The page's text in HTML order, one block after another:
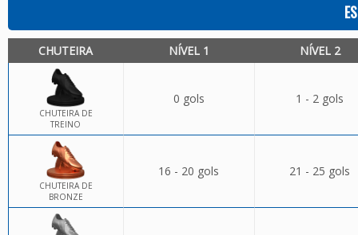
CHUTEIRA NÍVEL 1 NÍVEL 2
CHUTEIRA DE
TREINO
0 gols 1 - 2 gols
CHUTEIRA DE
BRONZE
16 - 20 gols 21 - 25 gols